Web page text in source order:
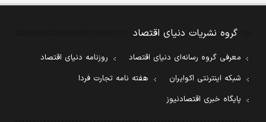
گروه نشریات دنیای اقتصاد
معرفی گروه رسانه‌ای دنیای اقتصاد
روزنامه دنیای اقتصاد
شبکه اینترنتی اکوایران
هفته نامه تجارت فردا
پایگاه خبری اقتصادنیوز